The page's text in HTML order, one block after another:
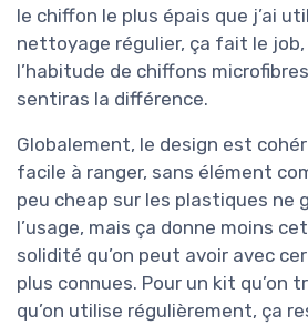
le chiffon le plus épais que j’ai
nettoyage régulier, ça fait le
l’habitude de chiffons
sentiras la différence.
Globalement, le design est
facile à ranger, sans élément
peu cheap sur les plastiques ne
l’usage, mais ça donne moins
solidité qu’on peut avoir avec
plus connues. Pour un kit qu’on
qu’on utilise régulièrement, ça